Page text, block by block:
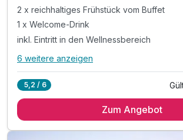
2 x reichhaltiges Frühstück vom Buffet
1 x Welcome-Drink
inkl. Eintritt in den Wellnessbereich
Alle Inklusivleistungen
2 x reichhaltiges Frühstück vom Buffet
6 weitere anzeigen
5,2 / 6
Zum Angebot